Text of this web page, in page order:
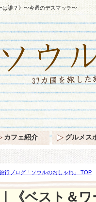
誰？》〜今週のデスマッチ〜
行ブログ「ソウルのおしゃれ」 TOP
スマッチ〜
《ベスト＆
カフェ紹介 グルメス